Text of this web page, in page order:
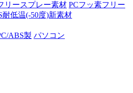
リースプレー素材 PCフッ素フリー
耐低温(-50度)新素材
ABS製 パソコン